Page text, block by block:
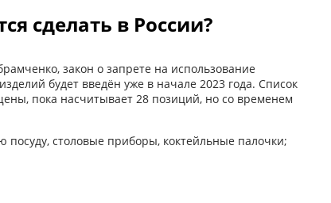
сделать в России?
закон о запрете на использование
будет введён уже в начале 2023 года. Список
пока насчитывает 28 позиций, но со временем
посуду, столовые приборы, коктейльные палочки;